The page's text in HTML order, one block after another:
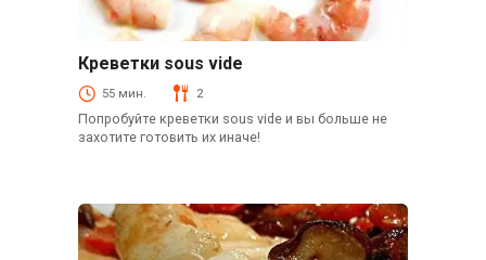
Креветки sous vide
55 мин. 2
Попробуйте креветки sous vide и вы больше не
захотите готовить их иначе!